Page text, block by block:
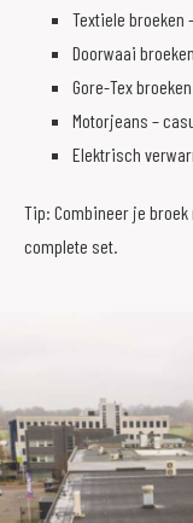
Textiele broeken
Doorwaai
Gore-Tex
Motorjeans –
Elektrisch
Tip: Combineer je
complete set.